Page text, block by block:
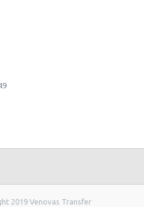
2019 Venovas Transfer